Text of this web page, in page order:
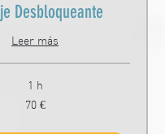
Desbloqueante
Leer más
1 h
70 €